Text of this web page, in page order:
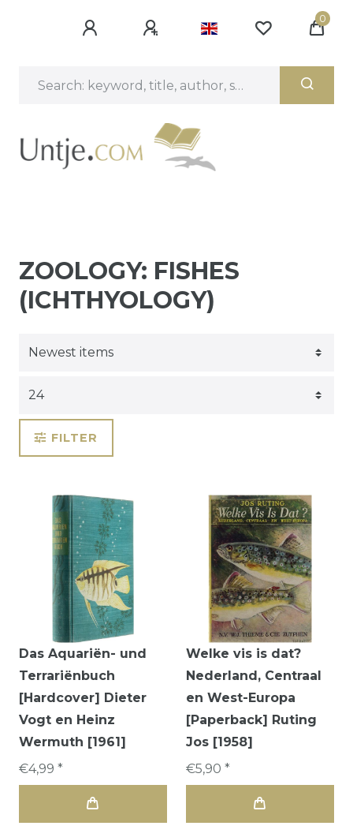
0
ZOOLOGY: FISHES
(ICHTHYOLOGY)
FILTER
Das Aquariën- und
Terrariënbuch
[Hardcover] Dieter
Vogt en Heinz
Wermuth [1961]
€4,99 *
Welke vis is dat?
Nederland, Centraal
en West-Europa
[Paperback] Ruting
Jos [1958]
€5,90 *